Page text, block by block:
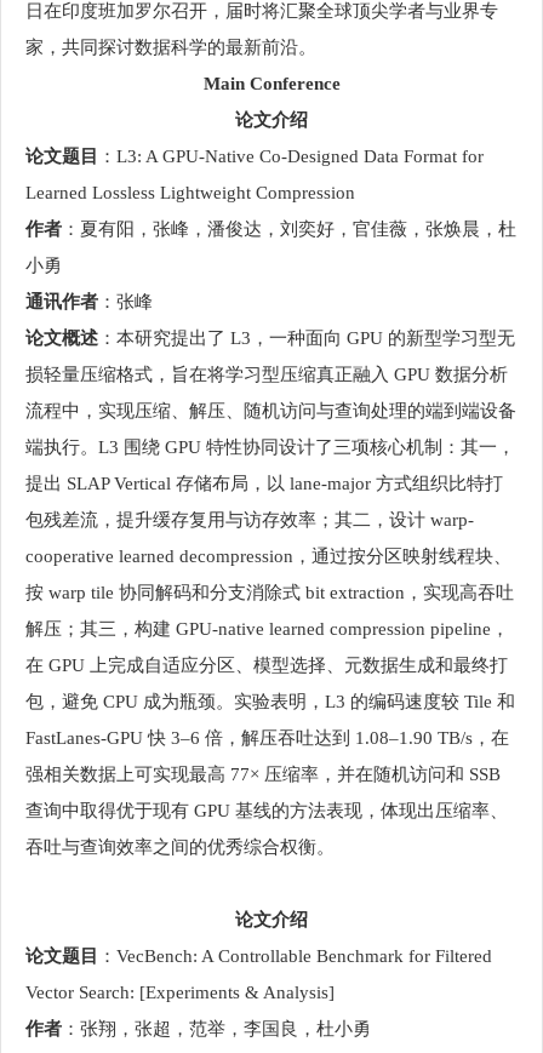
日在印度班加罗尔召开，届时将汇聚全球顶尖学者与业界专
家，共同探讨数据科学的最新前沿。
Main Conference
论文介绍
论文题目
：L3: A GPU-Native Co-Designed Data Format for
Learned Lossless Lightweight Compression
作者 ：夏有阳，张峰，潘俊达，刘奕好，官佳薇，张焕晨，杜
小勇
通讯作者 ：张峰
论文概述 ：本研究提出了 L3，一种面向 GPU 的新型学习型无
损轻量压缩格式，旨在将学习型压缩真正融入 GPU 数据分析
流程中，实现压缩、解压、随机访问与查询处理的端到端设备
端执行。L3 围绕 GPU 特性协同设计了三项核心机制：其一，
提出 SLAP Vertical 存储布局，以 lane-major 方式组织比特打
包残差流，提升缓存复用与访存效率；其二，设计 warp-
cooperative learned decompression，通过按分区映射线程块、
按 warp tile 协同解码和分支消除式 bit extraction，实现高吞吐
解压；其三，构建 GPU-native learned compression pipeline，
在 GPU 上完成自适应分区、模型选择、元数据生成和最终打
包，避免 CPU 成为瓶颈。实验表明，L3 的编码速度较 Tile 和
FastLanes-GPU 快 3–6 倍，解压吞吐达到 1.08–1.90 TB/s，在
强相关数据上可实现最高 77× 压缩率，并在随机访问和 SSB
查询中取得优于现有 GPU 基线的方法表现，体现出压缩率、
吞吐与查询效率之间的优秀综合权衡。
论文介绍
论文题目
：VecBench: A Controllable Benchmark for Filtered
Vector Search: [Experiments & Analysis]
作者 ：张翔，张超，范举，李国良，杜小勇